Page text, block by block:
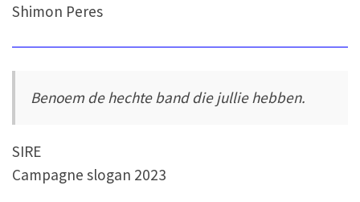
Shimon Peres
Benoem de hechte band die jullie hebben.
SIRE
Campagne slogan 2023